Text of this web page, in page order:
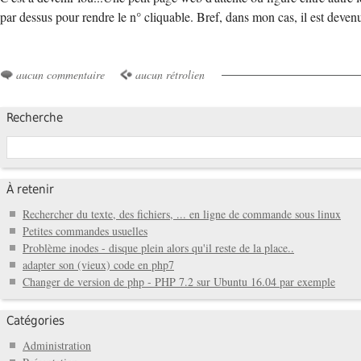
par dessus pour rendre le n° cliquable. Bref, dans mon cas, il est
aucun commentaire aucun rétrolien
Recherche
À retenir
Rechercher du texte, des fichiers, ... en ligne de commande sous linux
Petites commandes usuelles
Problème inodes - disque plein alors qu'il reste de la place..
adapter son (vieux) code en php7
Changer de version de php - PHP 7.2 sur Ubuntu 16.04 par exemple
Catégories
Administration